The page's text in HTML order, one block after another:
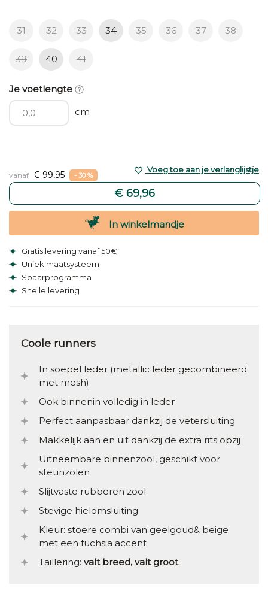
31 32 33 34 35 36 37 38
39 40 41
Je voetlengte
cm
vanaf € 99,95 - 30 %
€ 69,96
Voeg toe aan je verlanglijstje
In winkelmandje
Gratis levering vanaf 50€
Uniek maatsysteem
Spaarprogramma
Snelle levering
Coole runners
In soepel leder (metallic leder gecombineerd
met mesh)
Ook binnenin volledig in leder
Perfect aanpasbaar dankzij de vetersluiting
Makkelijk aan en uit dankzij de extra rits opzij
Uitneembare binnenzool, geschikt voor
steunzolen
Slijtvaste rubberen zool
Stevige hielomsluiting
Kleur: stoere combi van geelgoud& beige
met een fuchsia accent
Taillering: valt breed, valt groot